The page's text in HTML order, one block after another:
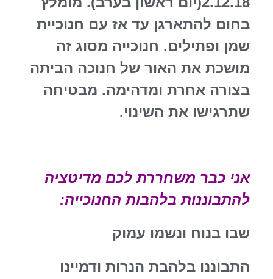
בחום להתארגן עד אז עם חנוכיית
שמן ופתילים. חנוכייה מסוג זה
מושכת את האור של חנוכה הביתה
בצורה אחרת ומדהימה. מבטיחה
שתרגישו את השינוי.
אני כבר משחררת לכם מדיטציה
להתבוננות בלהבות החנוכייה:
שבו בנוח ונשמו עמוק
התבוננו בלהבת הנרות ודמיינו